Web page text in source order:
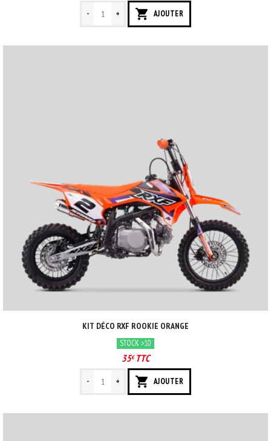
- + AJOUTER
KIT DÉCO RXF ROOKIE ORANGE
STOCK >10
35€TTC
- + AJOUTER